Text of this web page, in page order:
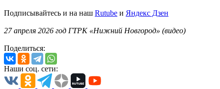
Подписывайтесь и на наш Rutube и Яндекс Дзен
27 апреля 2026 год ГТРК «Нижний Новгород» (видео)
Поделиться:
Наши соц. сети: